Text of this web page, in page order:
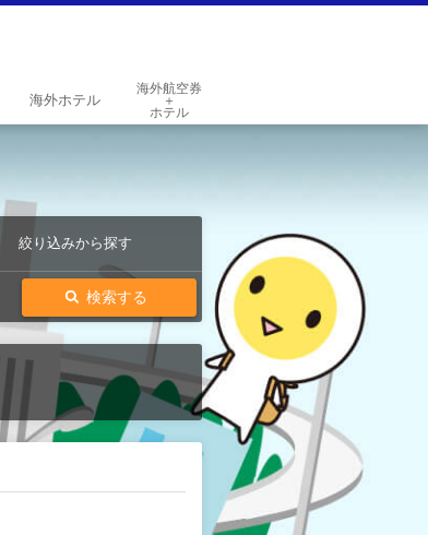
海外ホテル
海外航空券
＋
ホテル
絞り込みから探す
検索する